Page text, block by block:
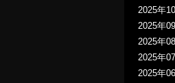
2025年
2025年
2025年
2025年
2025年